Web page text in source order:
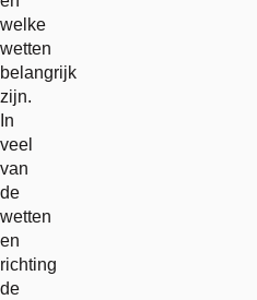
welke
wetten
belangrijk
zijn.
In
veel
van
de
wetten
en
richting
de